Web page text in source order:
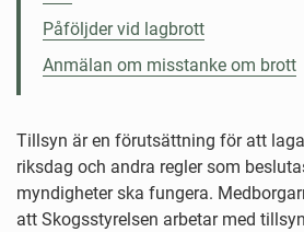
Påföljder vid lagbrott
Anmälan om misstanke om brott
Tillsyn är en förutsättning för att
riksdag och andra regler som
myndigheter ska fungera.
att Skogsstyrelsen arbetar med